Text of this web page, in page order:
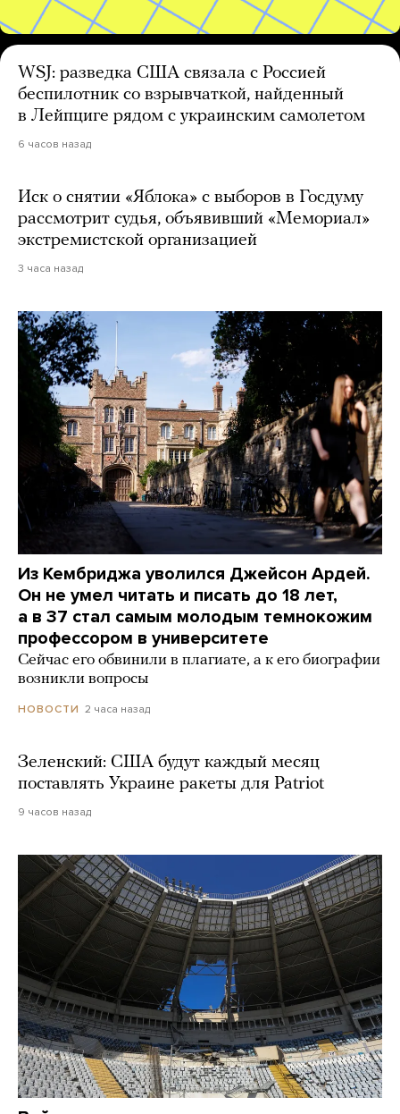
WSJ: разведка США связала с Россией
беспилотник со взрывчаткой, найденный
в Лейпциге рядом с украинским самолетом
6 часов назад
Иск о снятии «Яблока» с выборов в Госдуму
рассмотрит судья, объявивший «Мемориал»
экстремистской организацией
3 часа назад
Из Кембриджа уволился Джейсон Ардей.
Он не умел читать и писать до 18 лет,
а в 37 стал самым молодым темнокожим
профессором в университете
Сейчас его обвинили в плагиате, а к его биографии
возникли вопросы
НОВОСТИ 2 часа назад
Зеленский: США будут каждый месяц
поставлять Украине ракеты для Patriot
9 часов назад